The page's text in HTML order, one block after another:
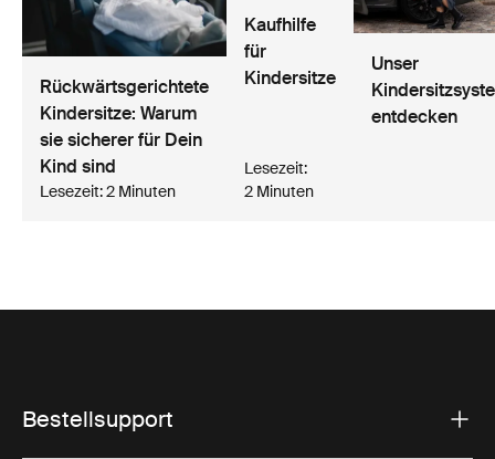
Rückwärtsgerichtete
Kindersitze: Warum
sie sicherer für Dein
Kind sind
Lesezeit: 2 Minuten
Kaufhilfe
für
Kindersitze
Lesezeit:
2 Minuten
Unser
entdecken
Bestellsupport